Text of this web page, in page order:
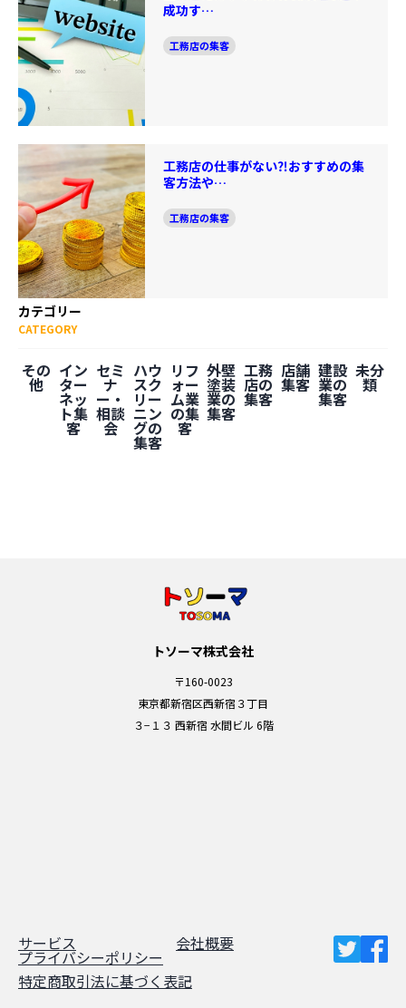
成功す…
工務店の集客
工務店の仕事がない⁈おすすめの集
客方法や…
工務店の集客
カテゴリー
CATEGORY
その
他
イン
ター
ネッ
ト集
客
セミ
ナ
ー・
相談
会
ハウ
スク
リー
ニン
グの
集客
リフ
ォー
ム業
の集
客
外壁
塗装
業の
集客
工務
店の
集客
店舗
集客
建設
業の
集客
未分
類
トソーマ株式会社
〒160-0023
東京都新宿区西新宿３丁目
３−１３ 西新宿 水間ビル 6階
サービス 会社概要
プライバシーポリシー
特定商取引法に基づく表記